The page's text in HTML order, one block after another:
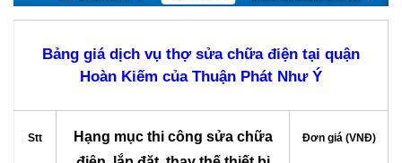
Bảng giá dịch vụ thợ sửa chữa điện tại quận
Hoàn Kiếm của Thuận Phát Như Ý
Stt
Hạng mục thi công sửa chữa
Đơn giá (VNĐ)